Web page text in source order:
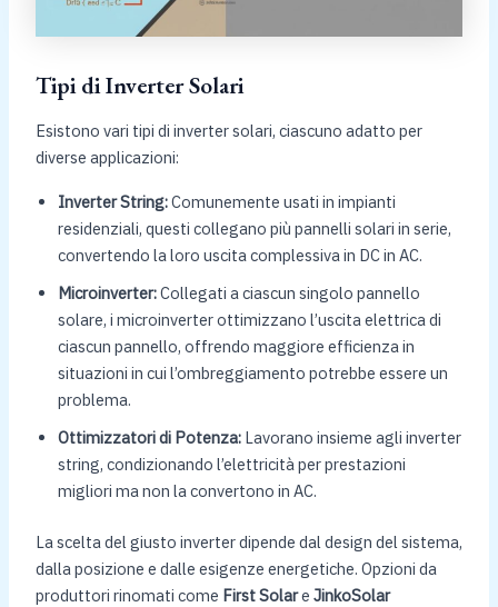
Tipi di Inverter Solari
Esistono vari tipi di inverter solari, ciascuno adatto per
diverse applicazioni:
Inverter String:Comunemente usati in impianti
residenziali, questi collegano più pannelli solari in serie,
convertendo la loro uscita complessiva in DC in AC.
Microinverter:Collegati a ciascun singolo pannello
solare, i microinverter ottimizzano l’uscita elettrica di
ciascun pannello, offrendo maggiore efficienza in
situazioni in cui l’ombreggiamento potrebbe essere un
problema.
Ottimizzatori di Potenza:Lavorano insieme agli inverter
string, condizionando l’elettricità per prestazioni
migliori ma non la convertono in AC.
La scelta del giusto inverter dipende dal design del sistema,
dalla posizione e dalle esigenze energetiche. Opzioni da
produttori rinomati come First Solare JinkoSolar